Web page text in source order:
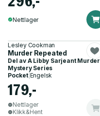
Nettlager
Lesley Cookman
Murder Repeated
Del av A Libby Sarjeant Murder
Mystery Series
Pocket| Engelsk
179,-
Nettlager
Klikk&Hent